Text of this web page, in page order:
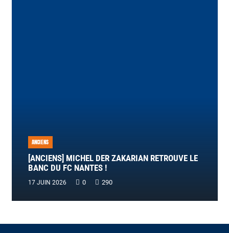
ANCIENS
[ANCIENS] MICHEL DER ZAKARIAN RETROUVE LE
BANC DU FC NANTES !
17 JUIN 2026 0 290